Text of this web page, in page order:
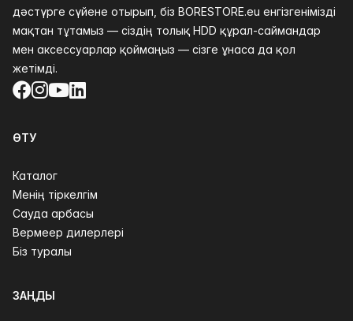
дәстүрге сүйене отырып, біз BORESTORE.eu енгізгенімізді
мақтан тұтамыз — сіздің толық HDD құрал-саймандар
мен аксессуарлар қоймаңыз — сізге ұнаса да қол
жетімді.
Facebook
Instagram
YouTube
LinkedIn
ӨТУ
Каталог
Менің тіркелгім
Сауда арбасы
Вермеер дилерлері
Біз туралы
ЗАҢДЫ